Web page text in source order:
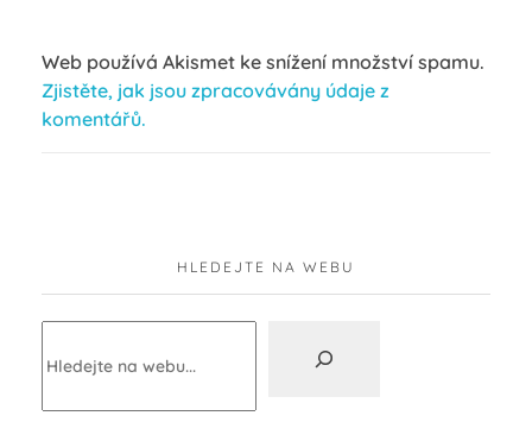
Web používá Akismet ke snížení množství spamu.
Zjistěte, jak jsou zpracovávány údaje z
komentářů.
HLEDEJTE NA WEBU